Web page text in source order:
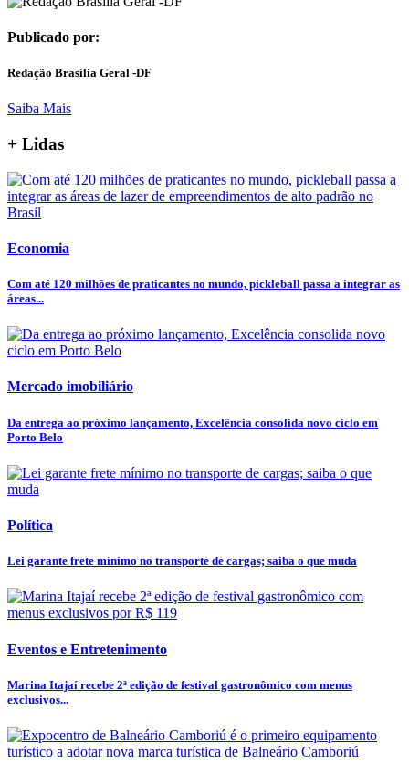
Publicado por:
Redação Brasília Geral -DF
Saiba Mais
+ Lidas
Economia
Com até 120 milhões de praticantes no mundo, pickleball passa a integrar as
áreas...
Mercado imobiliário
Da entrega ao próximo lançamento, Excelência consolida novo ciclo em
Porto Belo
Política
Lei garante frete mínimo no transporte de cargas; saiba o que muda
Eventos e Entretenimento
Marina Itajaí recebe 2ª edição de festival gastronômico com menus
exclusivos...